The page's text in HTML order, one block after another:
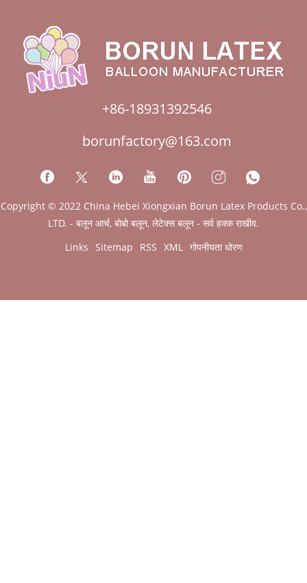
+86-18931392546
borunfactory@163.com
Copyright © 2022 China Hebei Xiongxian Borun Latex Products Co.,
LTD. - बलून आर्च, बोबो बलून, लेटेक्स बलून - सर्व हक्क राखीव.
Links
Sitemap RSS XML गोपनीयता धोरण